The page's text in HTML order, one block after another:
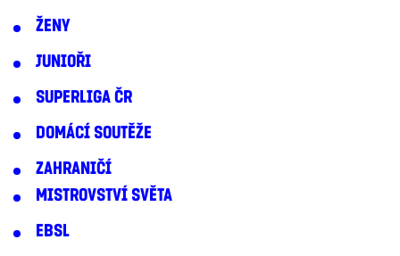
ŽENY
JUNIOŘI
SUPERLIGA ČR
DOMÁCÍ SOUTĚŽE
ZAHRANIČÍ
MISTROVSTVÍ SVĚTA
EBSL